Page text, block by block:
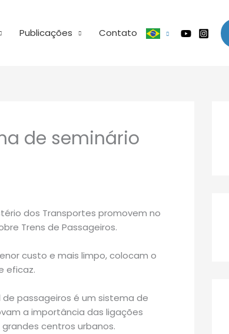
Publicações Contato
de seminário
dos Transportes promovem no
Trens de Passageiros.
custo e mais limpo, colocam o
eficaz.
passageiros é um sistema de
a importância das ligações
centros urbanos.